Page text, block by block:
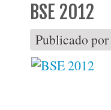
BSE 2012
Publicado por